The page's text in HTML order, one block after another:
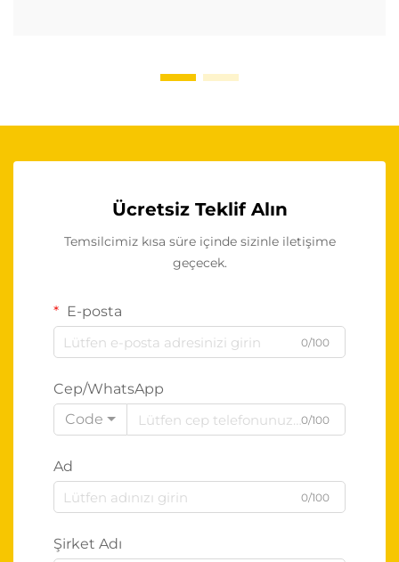
Ücretsiz Teklif Alın
Temsilcimiz kısa süre içinde sizinle iletişime
geçecek.
E-posta
0/100
Cep/WhatsApp
Code
0/100
Ad
0/100
Şirket Adı